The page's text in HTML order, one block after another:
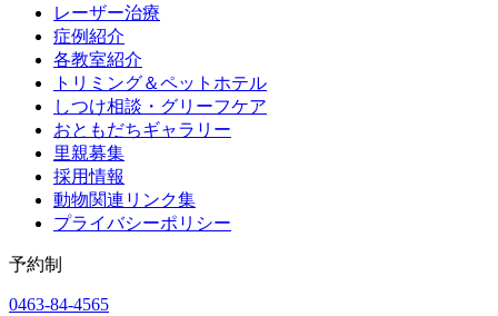
レーザー治療
症例紹介
各教室紹介
トリミング＆ペットホテル
しつけ相談・グリーフケア
おともだちギャラリー
里親募集
採用情報
動物関連リンク集
プライバシーポリシー
予約制
0463-84-4565